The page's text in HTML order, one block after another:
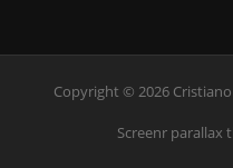
Copyright © 2026
Screenr parallax